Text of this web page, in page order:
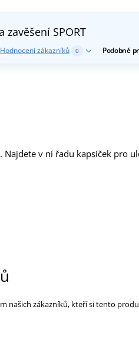
zavěšení SPORT
Hodnocení zákazníků 0 Podobné
Najdete v ní řadu kapsiček pro
našich zákazníků, kteří si tento